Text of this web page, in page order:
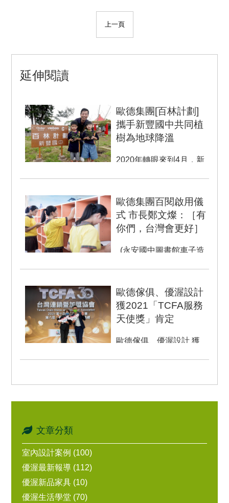
上一頁
延伸閱讀
歐德集團[百林計劃]
攜手新豐國中共同植
樹為地球降溫
2020年轉眼來到4月，新
全球被迫按下暫停鍵，面
真...
歐德集團百閱啟用儀
式 市長鄭文燦：［有
你們，台灣會更好］
(永安國中圖書館車子造
想，昂首邁向未來) ...
歐德傢俱、優渥設計
獲2021「TCFA服務
天使獎」肯定
歐德傢俱、優渥設計 獲
獎」肯定 「沒有第一線的
文章分類
室內設計案例 (100)
優渥最新報導 (112)
優渥新品家具 (10)
優渥生活學堂 (70)